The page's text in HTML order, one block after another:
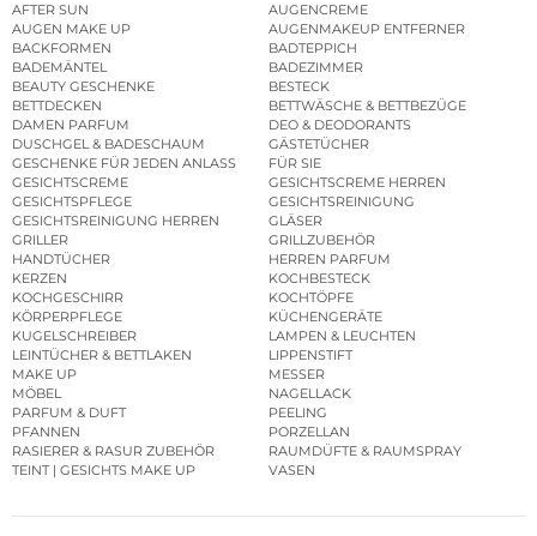
AFTER SUN
AUGENCREME
AUGEN MAKE UP
AUGENMAKEUP ENTFERNER
BACKFORMEN
BADTEPPICH
BADEMÄNTEL
BADEZIMMER
BEAUTY GESCHENKE
BESTECK
BETTDECKEN
BETTWÄSCHE & BETTBEZÜGE
DAMEN PARFUM
DEO & DEODORANTS
DUSCHGEL & BADESCHAUM
GÄSTETÜCHER
GESCHENKE FÜR JEDEN ANLASS
FÜR SIE
GESICHTSCREME
GESICHTSCREME HERREN
GESICHTSPFLEGE
GESICHTSREINIGUNG
GESICHTSREINIGUNG HERREN
GLÄSER
GRILLER
GRILLZUBEHÖR
HANDTÜCHER
HERREN PARFUM
KERZEN
KOCHBESTECK
KOCHGESCHIRR
KOCHTÖPFE
KÖRPERPFLEGE
KÜCHENGERÄTE
KUGELSCHREIBER
LAMPEN & LEUCHTEN
LEINTÜCHER & BETTLAKEN
LIPPENSTIFT
MAKE UP
MESSER
MÖBEL
NAGELLACK
PARFUM & DUFT
PEELING
PFANNEN
PORZELLAN
RASIERER & RASUR ZUBEHÖR
RAUMDÜFTE & RAUMSPRAY
TEINT | GESICHTS MAKE UP
VASEN